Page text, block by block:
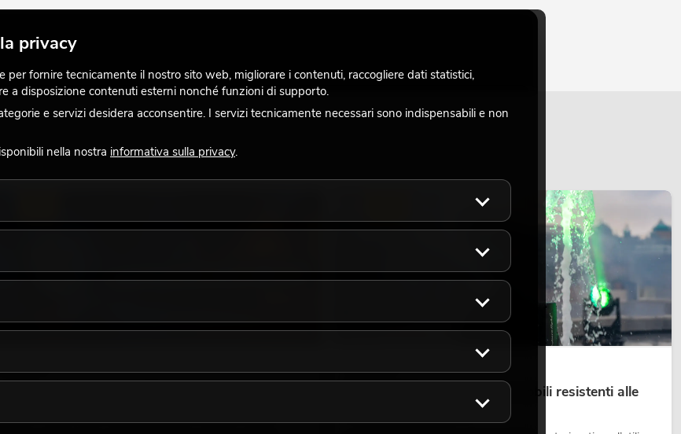
Teste mobili outdoor: teste mobili resistenti alle
privacy
per fornire tecnicamente il nostro sito web, migliorare i contenuti, raccogliere dati statistici,
a disposizione contenuti esterni nonché funzioni di supporto.
e servizi desidera acconsentire. I servizi tecnicamente necessari sono indispensabili e non
nella nostra informativa sulla privacy.